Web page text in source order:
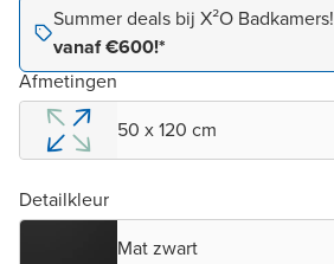
Summer deals bij X²O Badkamers!
vanaf €600!*
Afmetingen
50 x 120 cm
Detailkleur
Mat zwart